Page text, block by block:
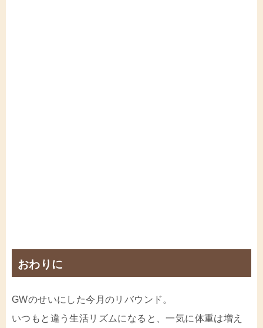
おわりに
GWのせいにした今月のリバウンド。
いつもと違う生活リズムになると、一気に体重は増え